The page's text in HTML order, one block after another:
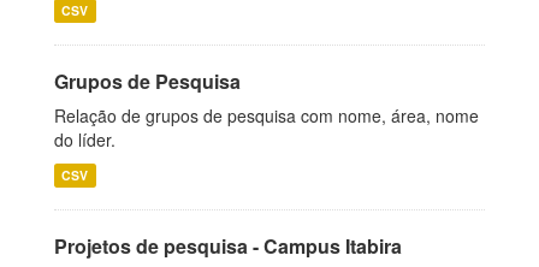
CSV
Grupos de Pesquisa
Relação de grupos de pesquisa com nome, área, nome
do líder.
CSV
Projetos de pesquisa - Campus Itabira